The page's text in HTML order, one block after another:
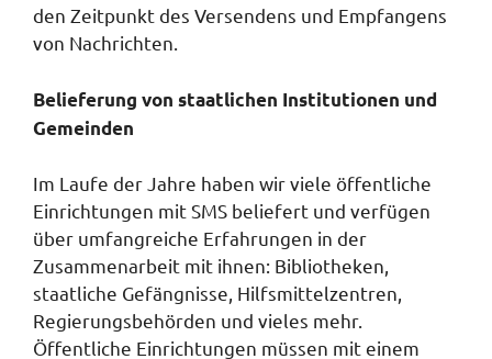
den Zeitpunkt des Versendens und Empfangens
von Nachrichten.
Belieferung von staatlichen Institutionen und
Gemeinden
Im Laufe der Jahre haben wir viele öffentliche
Einrichtungen mit SMS beliefert und verfügen
über umfangreiche Erfahrungen in der
Zusammenarbeit mit ihnen: Bibliotheken,
staatliche Gefängnisse, Hilfsmittelzentren,
Regierungsbehörden und vieles mehr.
Öffentliche Einrichtungen müssen mit einem